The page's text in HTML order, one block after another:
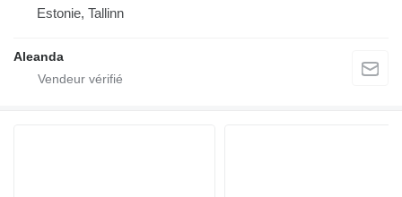
Estonie, Tallinn
Aleanda